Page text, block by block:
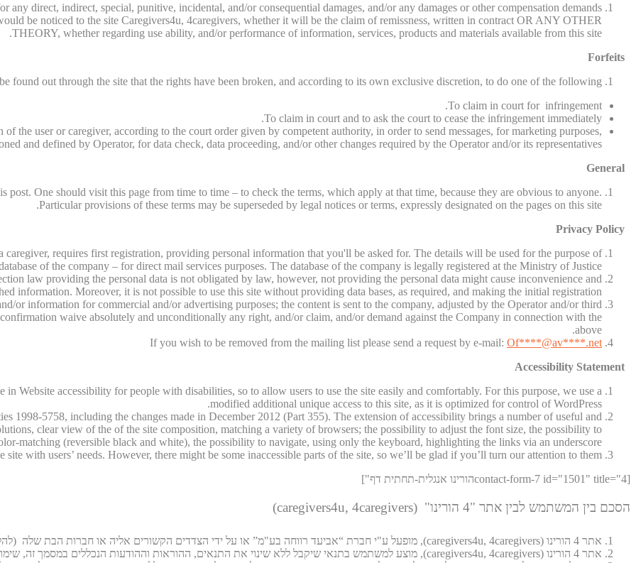
any direct, indirect, special, punitive, incidental, and/or consequential damages, and/or any damages or other compensation demands
be noticed to the site Caregivers4u, 4caregivers, whether it will be the claim of remissness, written in contract OR ANY OTHER
THEORY, whether regarding use ability, and/or performance of information, services, products and materials available from this site.
Forfeits
found out through the site that the rights have been broken, and according to its own exclusive discretion, to do one of the following:
To claim in court for infringement.
To claim in court and to ask the court to cease the infringement immediately.
the user or caregiver, according to the court order given by competent authority, in order to send messages, for marketing purposes,
and defined by Operator, for data check, data proceeding, and/or other changes required by the Operator and/or its representatives.
General
post. One should visit this page from time to time – to check the terms, which apply at that time, because they are obvious to anyone.
Particular provisions of these terms may be superseded by legal notices or terms, expressly designated on the pages on this site.
Privacy Policy
requires first registration, providing personal information that you'll be asked for. The details will be used for the purpose of
of the company – for direct mail services purposes. The database of the company is legally registered at the Ministry of Justice.
law providing the personal data is not obligated by law, however, not providing the personal data might cause inconvenience and
information. Moreover, it is not possible to use this site without providing data bases, as required, and making the initial registration.
or information for commercial and/or advertising purposes; the content is sent to the company, adjusted by the Operator and/or third
waive absolutely and unconditionally any right, and/or claim, and/or demand against the Company in connection with the
above.
If you wish to be removed from the mailing list please send a request by e-mail: Of****@av****.net
Accessibility Statement
in Website accessibility for people with disabilities, so to allow users to use the site easily and comfortably. For this purpose, we use a
modified additional unique access to this site, as it is optimized for control of WordPress.
1998-5758, including the changes made in December 2012 (Part 355). The extension of accessibility brings a number of useful and
clear view of the of the site composition, matching a variety of browsers; the possibility to adjust the font size, the possibility to
matching (reversible black and white), the possibility to navigate, using only the keyboard, highlighting the links via an underscore.
with users’ needs. However, there might be some inaccessible parts of the site, so we’ll be glad if you’ll turn our attention to them.
[contact-form-7 id="1501" title="4הורינו אנגלית-תחתית דף"]
הסכם בין המשתמש לבין אתר "4 הורינו" (caregivers4u, 4caregivers)
אתר 4 הורינו (caregivers4u, 4caregivers), מופעל ע"י חברת “אביעד רווחה בע"מ” או על ידי הצדדים הקשורים אליה או חברות הבת שלה (להלן: "המפעילה")
אתר 4 הורינו (caregivers4u, 4caregivers), מוצע למשתמש בתנאי שיקבל ללא שינוי את התנאים, ההוראות וההודעות הנכללים במסמך זה, שימוש באתר זה מהווה הסכמה של המשתמש לתנאים , הוראות והודעות אלה.